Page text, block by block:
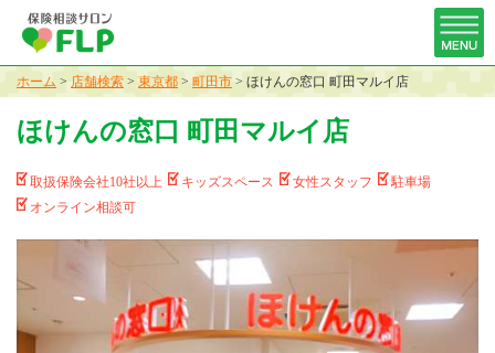
ホーム > 店舗検索 > 東京都 > 町田市 > ほけんの窓口 町田マルイ店
ほけんの窓口 町田マルイ店
取扱保険会社10社以上 キッズスペース 女性スタッフ
駐車場
オンライン相談可